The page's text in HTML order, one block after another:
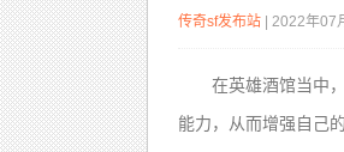
传奇sf发布站 | 2022年07
在英雄酒馆当中
能力，从而增强自己